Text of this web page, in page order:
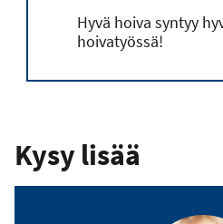
Hyvä hoiva syntyy
hoivatyössä!
Kysy lisää